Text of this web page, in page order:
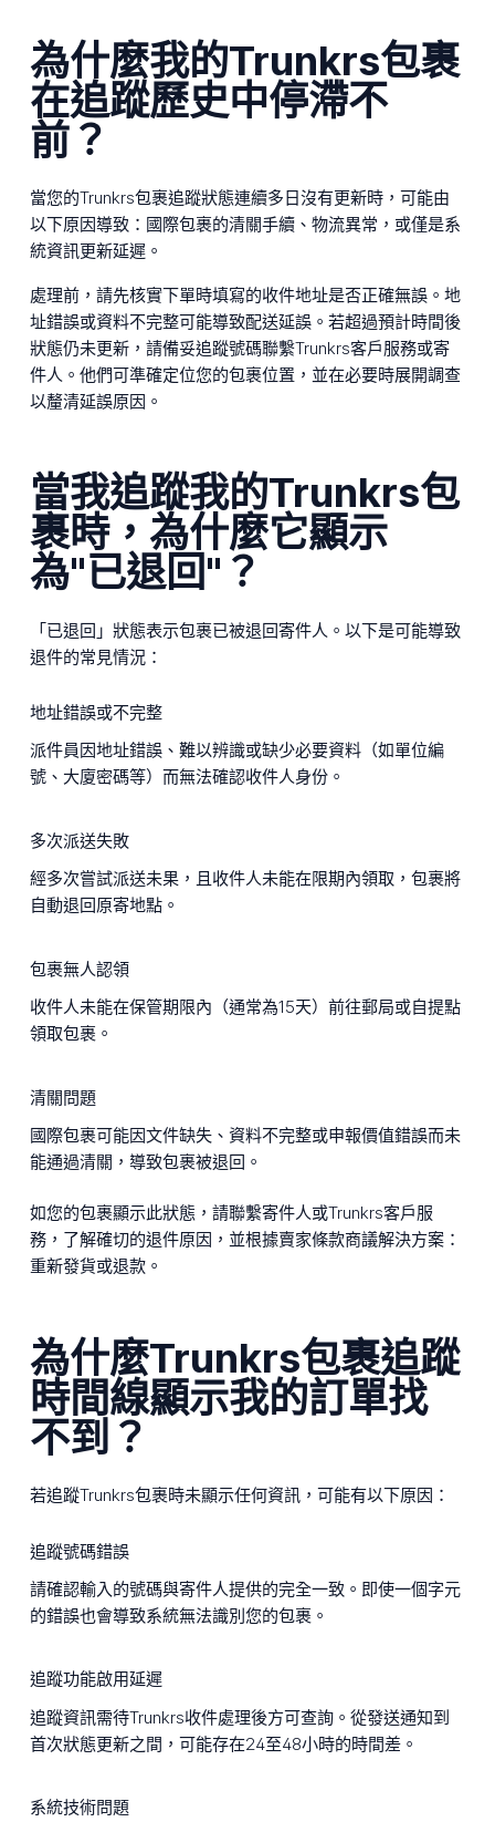
為什麼我的Trunkrs包裹
在追蹤歷史中停滯不
前？
當您的Trunkrs包裹追蹤狀態連續多日沒有更新時，可能由
以下原因導致：國際包裹的清關手續、物流異常，或僅是系
統資訊更新延遲。
處理前，請先核實下單時填寫的收件地址是否正確無誤。地
址錯誤或資料不完整可能導致配送延誤。若超過預計時間後
狀態仍未更新，請備妥追蹤號碼聯繫Trunkrs客戶服務或寄
件人。他們可準確定位您的包裹位置，並在必要時展開調查
以釐清延誤原因。
當我追蹤我的Trunkrs包
裹時，為什麼它顯示
為"已退回"？
「已退回」狀態表示包裹已被退回寄件人。以下是可能導致
退件的常見情況：
地址錯誤或不完整
派件員因地址錯誤、難以辨識或缺少必要資料（如單位編
號、大廈密碼等）而無法確認收件人身份。
多次派送失敗
經多次嘗試派送未果，且收件人未能在限期內領取，包裹將
自動退回原寄地點。
包裹無人認領
收件人未能在保管期限內（通常為15天）前往郵局或自提點
領取包裹。
清關問題
國際包裹可能因文件缺失、資料不完整或申報價值錯誤而未
能通過清關，導致包裹被退回。
如您的包裹顯示此狀態，請聯繫寄件人或Trunkrs客戶服
務，了解確切的退件原因，並根據賣家條款商議解決方案：
重新發貨或退款。
為什麼Trunkrs包裹追蹤
時間線顯示我的訂單找
不到？
若追蹤Trunkrs包裹時未顯示任何資訊，可能有以下原因：
追蹤號碼錯誤
請確認輸入的號碼與寄件人提供的完全一致。即使一個字元
的錯誤也會導致系統無法識別您的包裹。
追蹤功能啟用延遲
追蹤資訊需待Trunkrs收件處理後方可查詢。從發送通知到
首次狀態更新之間，可能存在24至48小時的時間差。
系統技術問題